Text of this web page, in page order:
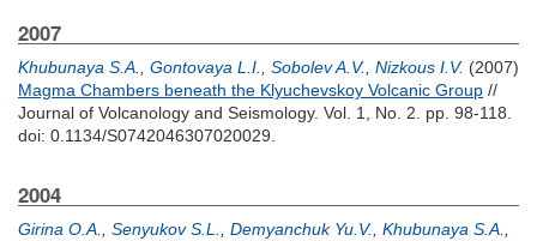
2007
Khubunaya S.A. Gontovaya L.I. Sobolev A.V. Nizkous I.V. (2007)
Magma Chambers beneath the Klyuchevskoy Volcanic Group //
Journal of Volcanology and Seismology. Vol. 1, No. 2. pp. 98-118.
doi: 0.1134/S0742046307020029.
2004
Girina O.A. Senyukov S.L. Demyanchuk Yu.V. Khubunaya S.A.